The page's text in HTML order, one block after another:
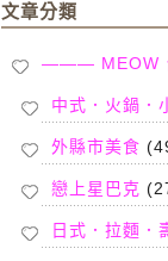
文章分類
——— MEOW
中式．火鍋．
外縣市美食
戀上星巴克
日式．拉麵．